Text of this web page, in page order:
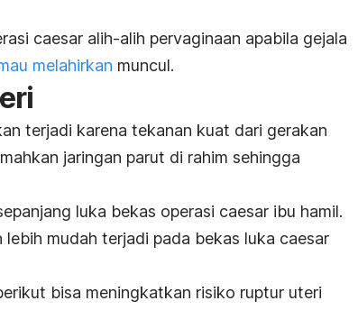
caesar alih-alih pervaginaan apabila gejala
melahirkan muncul.
terjadi karena tekanan kuat dari gerakan
jaringan parut di rahim sehingga
luka bekas operasi caesar ibu hamil.
lebih mudah terjadi pada bekas luka caesar
bisa meningkatkan risiko ruptur uteri